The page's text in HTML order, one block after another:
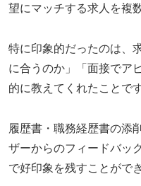
望にマッチする求人を複
特に印象的だったのは、
に合うのか」「面接でア
的に教えてくれたことです
履歴書・職務経歴書の添
ザーからのフィードバッ
で好印象を残すことがで